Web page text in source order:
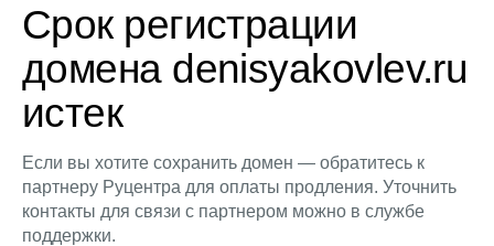
Срок регистрации
домена denisyakovlev.ru
истек
Если вы хотите сохранить домен — обратитесь к
партнеру Руцентра для оплаты продления. Уточнить
контакты для связи с партнером можно в службе
поддержки.